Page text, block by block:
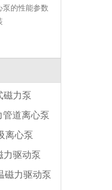
泵的性能参数
磁力泵
管道离心泵
离心泵
力驱动泵
磁力驱动泵